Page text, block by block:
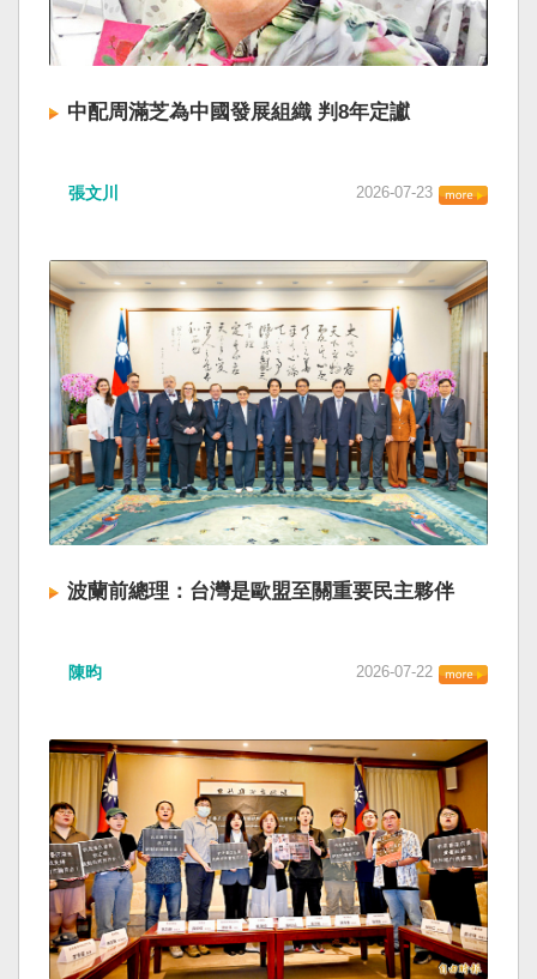
中配周滿芝為中國發展組織 判8年定讞
張文川 2026-07-23
波蘭前總理：台灣是歐盟至關重要民主夥伴
陳昀 2026-07-22